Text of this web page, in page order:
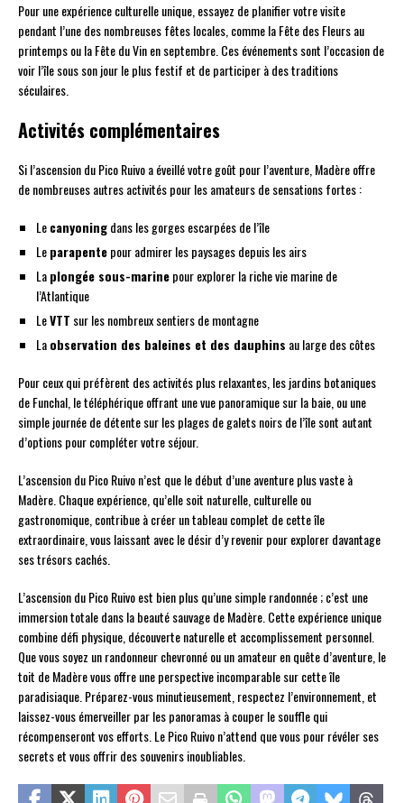
Pour une expérience culturelle unique, essayez de planifier votre visite
pendant l’une des nombreuses fêtes locales, comme la Fête des Fleurs au
printemps ou la Fête du Vin en septembre. Ces événements sont l’occasion de
voir l’île sous son jour le plus festif et de participer à des traditions
séculaires.
Activités complémentaires
Si l’ascension du Pico Ruivo a éveillé votre goût pour l’aventure, Madère offre
de nombreuses autres activités pour les amateurs de sensations fortes :
Lecanyoningdans les gorges escarpées de l’île
Leparapentepour admirer les paysages depuis les airs
Laplongée sous-marinepour explorer la riche vie marine de
l’Atlantique
LeVTT sur les nombreux sentiers de montagne
Laobservation des baleines et des dauphins au large des côtes
Pour ceux qui préfèrent des activités plus relaxantes, les jardins botaniques
de Funchal, le téléphérique offrant une vue panoramique sur la baie, ou une
simple journée de détente sur les plages de galets noirs de l’île sont autant
d’options pour compléter votre séjour.
L’ascension du Pico Ruivo n’est que le début d’une aventure plus vaste à
Madère. Chaque expérience, qu’elle soit naturelle, culturelle ou
gastronomique, contribue à créer un tableau complet de cette île
extraordinaire, vous laissant avec le désir d’y revenir pour explorer davantage
ses trésors cachés.
L’ascension du Pico Ruivo est bien plus qu’une simple randonnée ; c’est une
immersion totale dans la beauté sauvage de Madère. Cette expérience unique
combine défi physique, découverte naturelle et accomplissement personnel.
Que vous soyez un randonneur chevronné ou un amateur en quête d’aventure, le
toit de Madère vous offre une perspective incomparable sur cette île
paradisiaque. Préparez-vous minutieusement, respectez l’environnement, et
laissez-vous émerveiller par les panoramas à couper le souffle qui
récompenseront vos efforts. Le Pico Ruivo n’attend que vous pour révéler ses
secrets et vous offrir des souvenirs inoubliables.